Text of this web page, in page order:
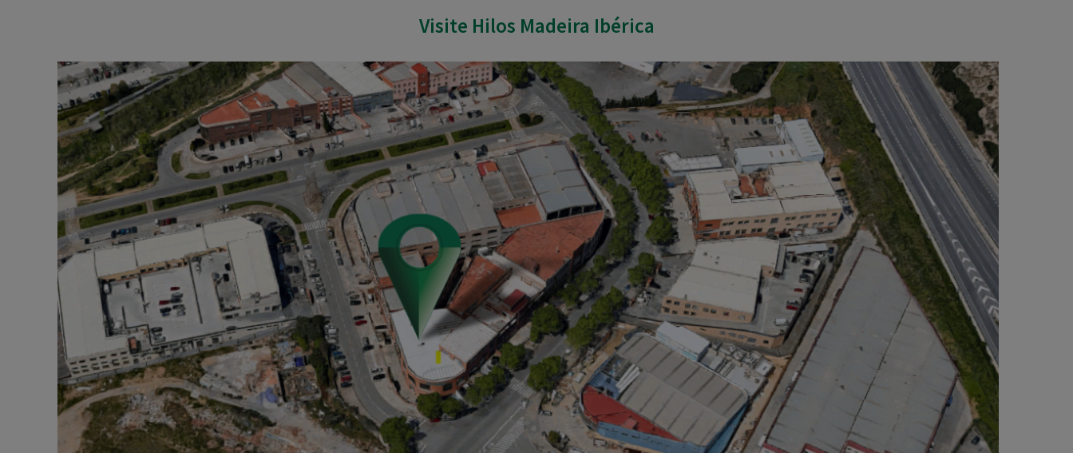
Visite Hilos Madeira Ibérica